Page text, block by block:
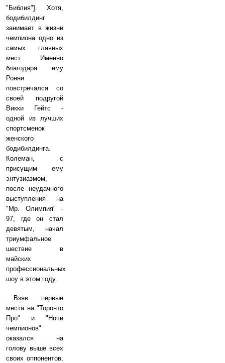
"Библия"]. Хотя,
бодибилдинг
занимает в жизни
чемпиона одно из
самых главных
мест. Именно
благодаря ему
Ронни
повстречался со
своей подругой
Викки Гейтс -
одной из лучших
спортсменок
женского
бодибилдинга.
Колеман, с
присущим ему
энтузиазмом,
после неудачного
выступления на
"Мр. Олимпия" -
97, где он стал
девятым, начал
триумфальное
шествие в
майских
профессиональных
шоу в этом году.
Взяв первые
места на "Торонто
Про" и "Ночи
чемпионов"
оказался на
голову выше всех
своих оппонентов,